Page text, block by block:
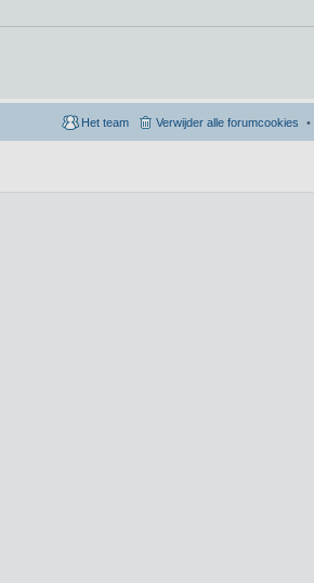
Verwijder alle forumcookies
Het team